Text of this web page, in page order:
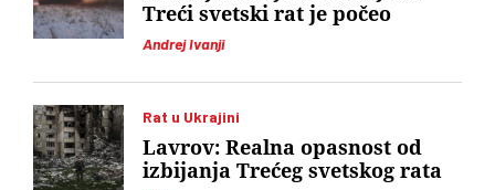
Andrej Ivanji
Treći svetski rat je počeo
Rat u Ukrajini
Lavrov: Realna opasnost od
izbijanja Trećeg svetskog rata